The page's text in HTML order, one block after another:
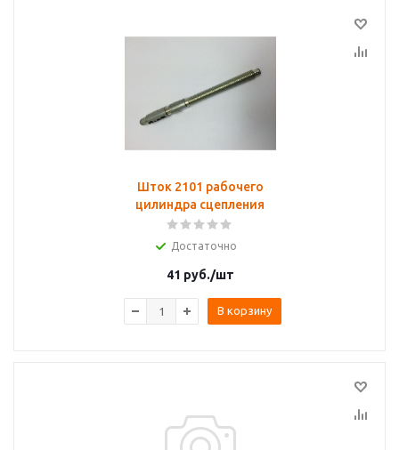
Шток 2101 рабочего
цилиндра сцепления
Достаточно
41 руб./шт
В корзину